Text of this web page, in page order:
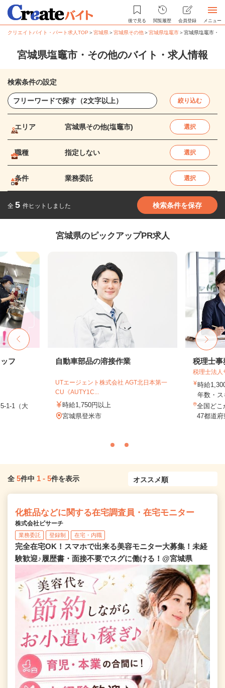
後で見る 閲覧履歴 会員登録 メニュー
クリエイトバイト・パート求人TOP ＞宮城県＞宮城県その他＞宮城県塩竈市＞宮城県塩竈市・
宮城県塩竈市・その他のバイト・求人情報
検索条件の設定
絞り込む
エリア 宮城県その他(塩竈市) 選択
職種 指定しない 選択
条件 業務委託 選択
全 5 件ヒットしました 検索条件を保存
宮城県のピックアップPR求人
フ
1-1（大
自動車部品の溶接作業
UTエージェント株式会社 AGT北日本第一
CU《AUTY1C...
時給1,750円以上
宮城県登米市
税理士事
税理士法人
時給
年数・
全国どこ
47都道
全 5件中 1 - 5件を表示
化粧品などに関する在宅調査員・在宅モニター
株式会社ビサーチ
業務委託 登録制 在宅・内職
完全在宅OK！スマホで出来る美容モニター大募集！未経
験歓迎♪履歴書・面接不要でスグに働ける！@宮城県